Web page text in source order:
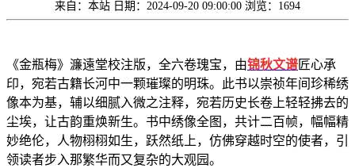
来自：本站 日期：2024-09-20 09:00:00 浏览：1694
《金瓶梅》濂遠堂校注版，全六卷瑰宝，由锦秋文谱匠心承
印，宛若古籍长河中一颗璀璨的明珠。此书以崇祯年间珍稀绣
像本为基，辅以细腻入微之注释，宛若历史长卷上轻轻拂去的
尘埃，让古韵重焕新生。书中绣像全图，共计二百帧，幅幅精
妙绝伦，人物栩栩如生，跃然纸上，仿佛穿越时空的使者，引
领读者步入那繁华而又复杂的大观园。